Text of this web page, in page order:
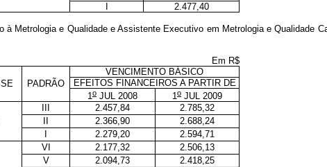
2.477,40
Metrologia e Qualidade e Assistente Executivo em Metrologia e Qualidade
Em R$
PADRÃO
VENCIMENTO BÁSICO
EFEITOS FINANCEIROS A PARTIR DE
1o JUL 2008 1o JUL 2009
2.457,84
2.785,32
2.366,90
2.688,24
2.279,20 2.594,71
VI 2.177,32
2.506,13
V
2.094,73
2.418,25